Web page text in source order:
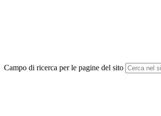
Campo di ricerca per le pagine del sito